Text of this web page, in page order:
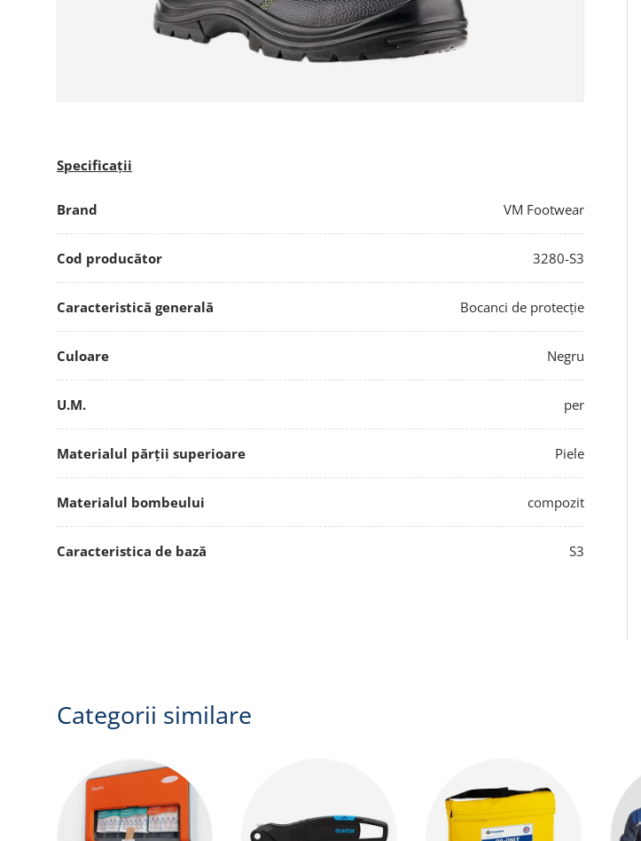
Specificații
Brand VM Footwear
Cod producător 3280-S3
Caracteristică generală Bocanci de protecție
Culoare Negru
U.M. per
Materialul părții superioare Piele
Materialul bombeului compozit
Caracteristica de bază S3
Categorii similare